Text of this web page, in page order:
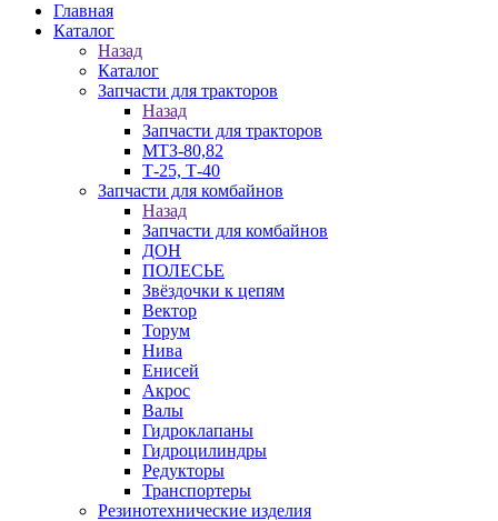
Главная
Каталог
Назад
Каталог
Запчасти для тракторов
Назад
Запчасти для тракторов
МТЗ-80,82
Т-25, Т-40
Запчасти для комбайнов
Назад
Запчасти для комбайнов
ДОН
ПОЛЕСЬЕ
Звёздочки к цепям
Вектор
Торум
Нива
Енисей
Акрос
Валы
Гидроклапаны
Гидроцилиндры
Редукторы
Транспортеры
Резинотехнические изделия